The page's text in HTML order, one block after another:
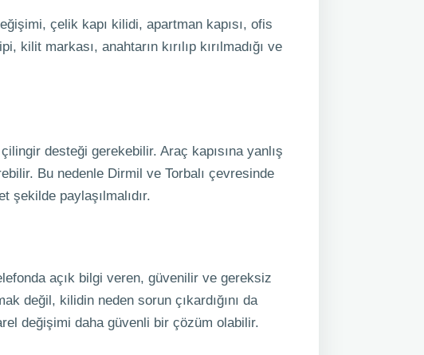
çelik kapı kilidi, apartman kapısı, ofis
markası, anahtarın kırılıp kırılmadığı ve
desteği gerekebilir. Araç kapısına yanlış
Bu nedenle Dirmil ve Torbalı çevresinde
şekilde paylaşılmalıdır.
açık bilgi veren, güvenilir ve gereksiz
değil, kilidin neden sorun çıkardığını da
değişimi daha güvenli bir çözüm olabilir.